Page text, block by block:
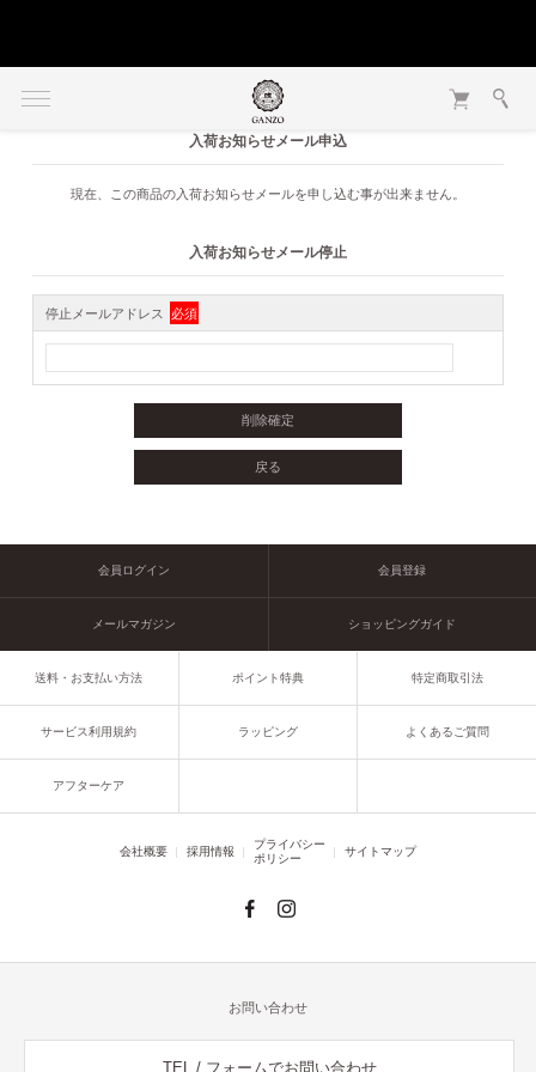
入荷お知らせメール申込
現在、この商品の入荷お知らせメールを申し込む事が出来ません。
入荷お知らせメール停止
停止メールアドレス 必須
会員ログイン 会員登録
メールマガジン ショッピングガイド
送料・お支払い方法 ポイント特典 特定商取引法
サービス利用規約 ラッピング よくあるご質問
アフターケア
会社概要 採用情報
プライバシー
ポリシー
サイトマップ
お問い合わせ
TEL / フォームでお問い合わせ